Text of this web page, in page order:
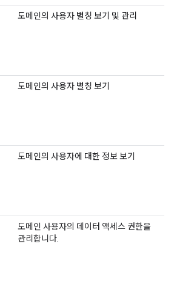
도메인의 사용자 별칭 보기 및 관리
도메인의 사용자 별칭 보기
도메인의 사용자에 대한 정보 보기
도메인 사용자의 데이터 액세스 권한을
관리합니다.